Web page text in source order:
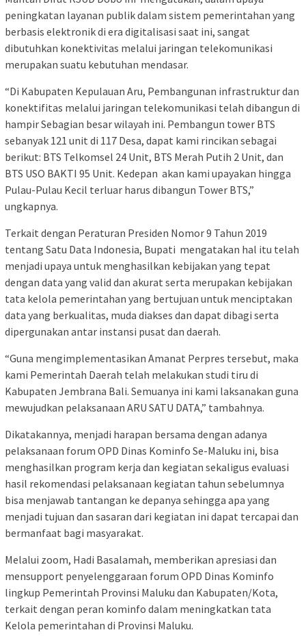
peningkatan layanan publik dalam sistem pemerintahan yang
berbasis elektronik di era digitalisasi saat ini, sangat
dibutuhkan konektivitas melalui jaringan telekomunikasi
merupakan suatu kebutuhan mendasar.
“Di Kabupaten Kepulauan Aru, Pembangunan infrastruktur dan
konektifitas melalui jaringan telekomunikasi telah dibangun di
hampir Sebagian besar wilayah ini. Pembangun tower BTS
sebanyak 121 unit di 117 Desa, dapat kami rincikan sebagai
berikut: BTS Telkomsel 24 Unit, BTS Merah Putih 2 Unit, dan
BTS USO BAKTI 95 Unit. Kedepan akan kami upayakan hingga
Pulau-Pulau Kecil terluar harus dibangun Tower BTS,”
ungkapnya.
Terkait dengan Peraturan Presiden Nomor 9 Tahun 2019
tentang Satu Data Indonesia, Bupati mengatakan hal itu telah
menjadi upaya untuk menghasilkan kebijakan yang tepat
dengan data yang valid dan akurat serta merupakan kebijakan
tata kelola pemerintahan yang bertujuan untuk menciptakan
data yang berkualitas, muda diakses dan dapat dibagi serta
dipergunakan antar instansi pusat dan daerah.
“Guna mengimplementasikan Amanat Perpres tersebut, maka
kami Pemerintah Daerah telah melakukan studi tiru di
Kabupaten Jembrana Bali. Semuanya ini kami laksanakan guna
mewujudkan pelaksanaan ARU SATU DATA,” tambahnya.
Dikatakannya, menjadi harapan bersama dengan adanya
pelaksanaan forum OPD Dinas Kominfo Se-Maluku ini, bisa
menghasilkan program kerja dan kegiatan sekaligus evaluasi
hasil rekomendasi pelaksanaan kegiatan tahun sebelumnya
bisa menjawab tantangan ke depanya sehingga apa yang
menjadi tujuan dan sasaran dari kegiatan ini dapat tercapai dan
bermanfaat bagi masyarakat.
Melalui zoom, Hadi Basalamah, memberikan apresiasi dan
mensupport penyelenggaraan forum OPD Dinas Kominfo
lingkup Pemerintah Provinsi Maluku dan Kabupaten/Kota,
terkait dengan peran kominfo dalam meningkatkan tata
Kelola pemerintahan di Provinsi Maluku.